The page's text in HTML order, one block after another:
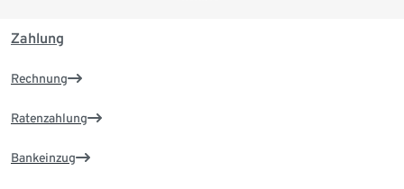
Zahlung
Rechnung
Ratenzahlung
Bankeinzug